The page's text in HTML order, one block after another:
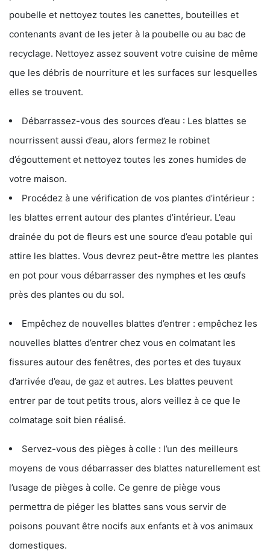
poubelle et nettoyez toutes les canettes, bouteilles et
contenants avant de les jeter à la poubelle ou au bac de
recyclage. Nettoyez assez souvent votre cuisine de même
que les débris de nourriture et les surfaces sur lesquelles
elles se trouvent.
Débarrassez-vous des sources d’eau : Les blattes se
nourrissent aussi d’eau, alors fermez le robinet
d’égouttement et nettoyez toutes les zones humides de
votre maison.
Procédez à une vérification de vos plantes d’intérieur :
les blattes errent autour des plantes d’intérieur. L’eau
drainée du pot de fleurs est une source d’eau potable qui
attire les blattes. Vous devrez peut-être mettre les plantes
en pot pour vous débarrasser des nymphes et les œufs
près des plantes ou du sol.
Empêchez de nouvelles blattes d’entrer : empêchez les
nouvelles blattes d’entrer chez vous en colmatant les
fissures autour des fenêtres, des portes et des tuyaux
d’arrivée d’eau, de gaz et autres. Les blattes peuvent
entrer par de tout petits trous, alors veillez à ce que le
colmatage soit bien réalisé.
Servez-vous des pièges à colle : l’un des meilleurs
moyens de vous débarrasser des blattes naturellement est
l’usage de pièges à colle. Ce genre de piège vous
permettra de piéger les blattes sans vous servir de
poisons pouvant être nocifs aux enfants et à vos animaux
domestiques.